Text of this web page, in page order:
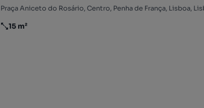
Praça Aniceto do Rosário, Centro, Penha de França, Lisboa,
Preço por metro quadrado
15 m²